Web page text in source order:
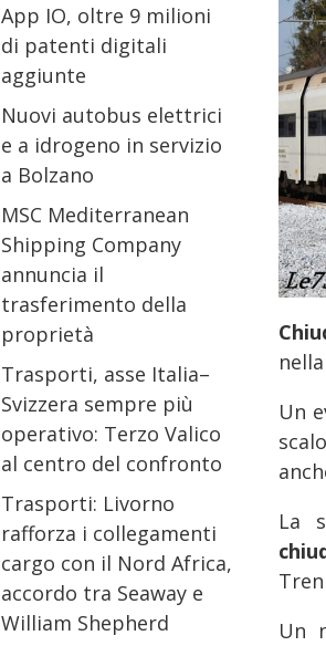
App IO, oltre 9 milioni
di patenti digitali
aggiunte
Nuovi autobus elettrici
e a idrogeno in servizio
a Bolzano
MSC Mediterranean
Shipping Company
annuncia il
trasferimento della
proprietà
Trasporti, asse Italia–
Svizzera sempre più
operativo: Terzo Valico
al centro del confronto
Trasporti: Livorno
rafforza i collegamenti
cargo con il Nord Africa,
accordo tra Seaway e
William Shepherd
Un
La
Un